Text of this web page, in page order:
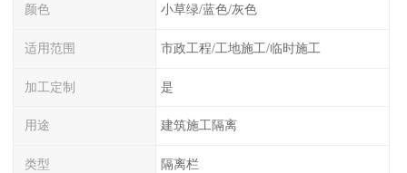
颜色 小草绿/蓝色/灰色
适用范围 市政工程/工地施工/临时施工
加工定制 是
用途 建筑施工隔离
类型 隔离栏